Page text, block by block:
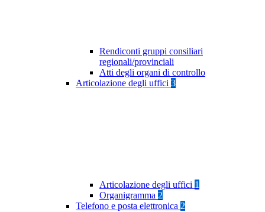
Rendiconti gruppi consiliari
regionali/provinciali
Atti degli organi di controllo
Articolazione degli uffici 3
Articolazione degli uffici 1
Organigramma 2
Telefono e posta elettronica 2